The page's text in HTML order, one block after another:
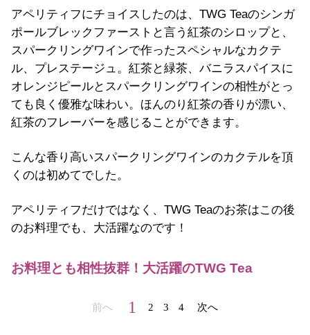
アペリティフにチョイスしたのは、TWG Teaのシンガ
ポールブレックファーストと言う紅茶のシロップと、
スパークリングワインで作ったスペシャルなカクテ
ル、プレステージュ。紅茶と緑茶、バニラスパイスに
オレンジピールとスパークリングワインの相性がとっ
ても良く優雅な味わい。ほんのり紅茶の香りが漂い、
紅茶のフレーバーを感じることができます。
こんな香り高いスパークリングワインのカクテルを頂
くのは初めてでした。
アペリティフだけではなく、TWG Teaのお茶はこの後
のお料理でも、大活躍なのです！
お料理とも相性抜群！大活躍のTWG Tea
前へ 1 2 3 4 次へ